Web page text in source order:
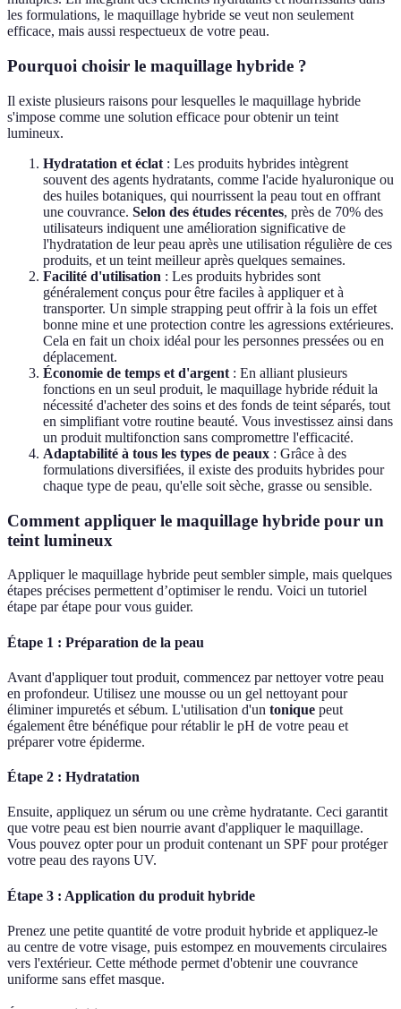
les formulations, le maquillage hybride se veut non seulement
efficace, mais aussi respectueux de votre peau.
Pourquoi choisir le maquillage hybride ?
Il existe plusieurs raisons pour lesquelles le maquillage hybride
s'impose comme une solution efficace pour obtenir un teint
lumineux.
Hydratation et éclat : Les produits hybrides intègrent
souvent des agents hydratants, comme l'acide hyaluronique ou
des huiles botaniques, qui nourrissent la peau tout en offrant
une couvrance. Selon des études récentes, près de 70% des
utilisateurs indiquent une amélioration significative de
l'hydratation de leur peau après une utilisation régulière de ces
produits, et un teint meilleur après quelques semaines.
Facilité d'utilisation : Les produits hybrides sont
généralement conçus pour être faciles à appliquer et à
transporter. Un simple strapping peut offrir à la fois un effet
bonne mine et une protection contre les agressions extérieures.
Cela en fait un choix idéal pour les personnes pressées ou en
déplacement.
Économie de temps et d'argent : En alliant plusieurs
fonctions en un seul produit, le maquillage hybride réduit la
nécessité d'acheter des soins et des fonds de teint séparés, tout
en simplifiant votre routine beauté. Vous investissez ainsi dans
un produit multifonction sans compromettre l'efficacité.
Adaptabilité à tous les types de peaux : Grâce à des
formulations diversifiées, il existe des produits hybrides pour
chaque type de peau, qu'elle soit sèche, grasse ou sensible.
Comment appliquer le maquillage hybride pour un
teint lumineux
Appliquer le maquillage hybride peut sembler simple, mais quelques
étapes précises permettent d’optimiser le rendu. Voici un tutoriel
étape par étape pour vous guider.
Étape 1 : Préparation de la peau
Avant d'appliquer tout produit, commencez par nettoyer votre peau
en profondeur. Utilisez une mousse ou un gel nettoyant pour
éliminer impuretés et sébum. L'utilisation d'un tonique peut
également être bénéfique pour rétablir le pH de votre peau et
préparer votre épiderme.
Étape 2 : Hydratation
Ensuite, appliquez un sérum ou une crème hydratante. Ceci garantit
que votre peau est bien nourrie avant d'appliquer le maquillage.
Vous pouvez opter pour un produit contenant un SPF pour protéger
votre peau des rayons UV.
Étape 3 : Application du produit hybride
Prenez une petite quantité de votre produit hybride et appliquez-le
au centre de votre visage, puis estompez en mouvements circulaires
vers l'extérieur. Cette méthode permet d'obtenir une couvrance
uniforme sans effet masque.